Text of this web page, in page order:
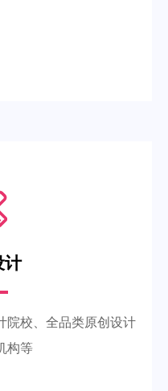
计
院校、全品类原创设计
构等